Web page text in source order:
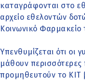
καταγράφονται στο
αρχείο εθελοντών
Κοινωνικό
Υπενθυμίζεται ότι οι
μάθουν
προμηθευτούν το